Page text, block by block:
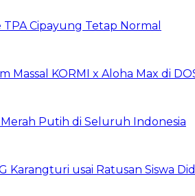
Cipayung Tetap Normal
Massal KORMI x Aloha Max di
Merah Putih di Seluruh Indonesia
Karangturi usai Ratusan Siswa